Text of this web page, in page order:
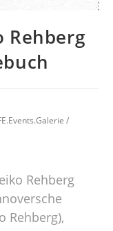
Rehberg
/
Rehberg
Rehberg),